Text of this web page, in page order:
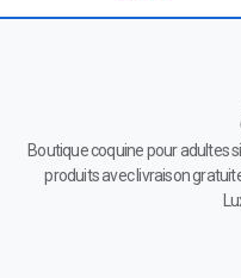
Boutique coquine pour adultes
produits avec livraison